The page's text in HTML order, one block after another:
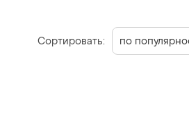
Сортировать: по